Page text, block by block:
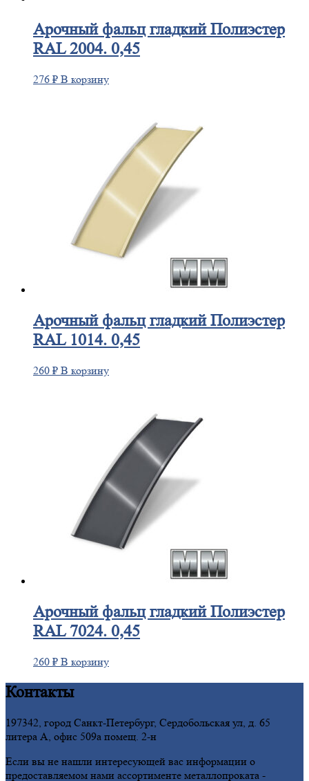
Арочныйфальц гладкий Полиэстер
RAL 2004. 0,45
276 ₽ В корзину
Арочныйфальц гладкий Полиэстер
RAL 1014. 0,45
260 ₽ В корзину
Арочныйфальц гладкий Полиэстер
RAL 7024. 0,45
260 ₽ В корзину
Контакты
197342, город Санкт-Петербург, Сердобольская ул, д. 65
литера А, офис 509а помещ. 2-н
Если вы не нашли интересующей вас информации о
предоставляемом нами ассортименте металлопроката -